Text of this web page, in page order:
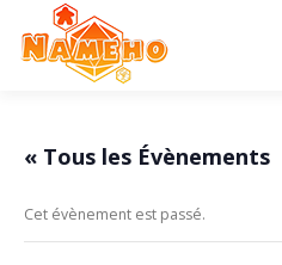
contenu
STATUTS & AG
« Tous les Évènements
Cet évènement est passé.